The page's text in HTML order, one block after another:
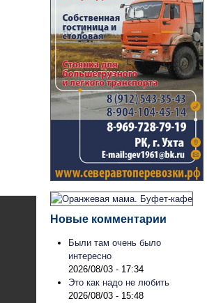
Новые комментарии
Были там очень было
интересно
2026/08/03 - 17:34
Это как надо не любить
2026/08/03 - 15:48